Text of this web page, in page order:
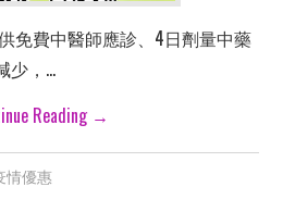
免費中醫師應診、4日劑量中藥
少，…
Reading →
情優惠